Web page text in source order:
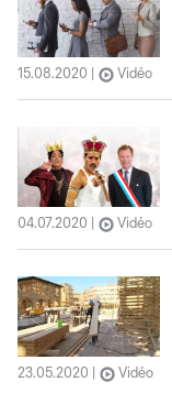
15.08.2020 Vidéo
04.07.2020 Vidéo
23.05.2020 Vidéo